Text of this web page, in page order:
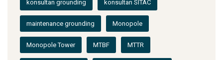
konsultan grounding konsultan SITAC
maintenance grounding Monopole
Monopole Tower MTBF MTTR